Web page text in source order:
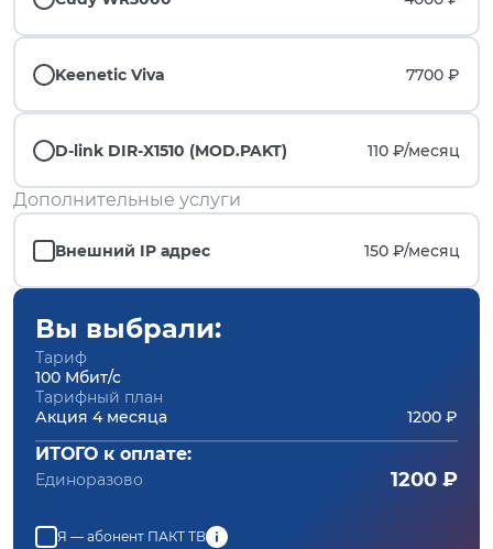
Keenetic Viva 7700 ₽
D-link DIR-X1510 (MOD.PAKT) 110 ₽/месяц
Дополнительные услуги
Внешний IP адрес 150 ₽/месяц
Вы выбрали:
Тариф
100 Мбит/с
Тарифный план
Акция 4 месяца
1200 ₽
ИТОГО к оплате:
Единоразово 1200 ₽
Я — абонент ПАКТ ТВ